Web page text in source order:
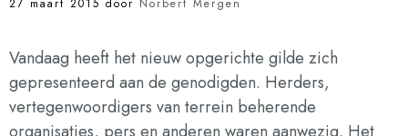
27 maart 2015 door Norbert Mergen
Vandaag heeft het nieuw opgerichte gilde zich
gepresenteerd aan de genodigden. Herders,
vertegenwoordigers van terrein beherende